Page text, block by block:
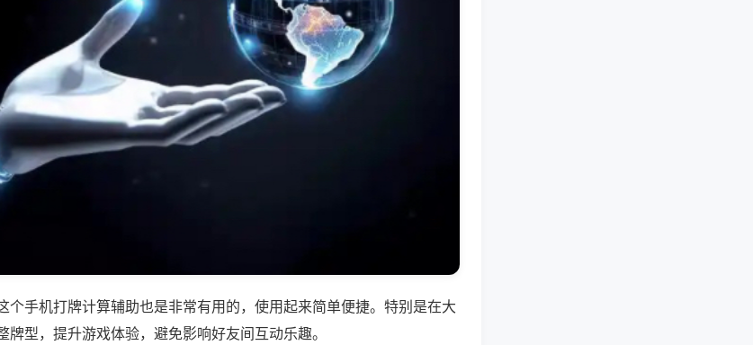
个手机打牌计算辅助也是非常有用的，使用起来简单便捷。特别是在大
牌型，提升游戏体验，避免影响好友间互动乐趣。